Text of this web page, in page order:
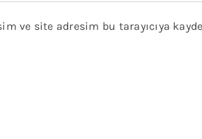
ve site adresim bu tarayıcıya